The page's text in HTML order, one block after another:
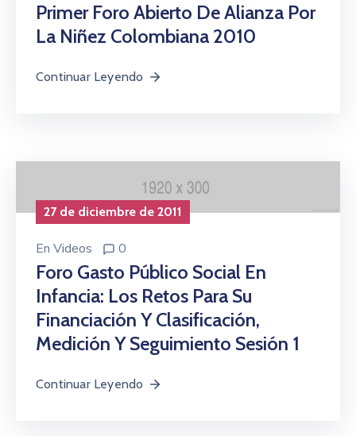
Primer Foro Abierto De Alianza Por
La Niñez Colombiana 2010
Continuar Leyendo
27 de diciembre de 2011
En Videos 0
Foro Gasto Público Social En
Infancia: Los Retos Para Su
Financiación Y Clasificación,
Medición Y Seguimiento Sesión 1
Continuar Leyendo